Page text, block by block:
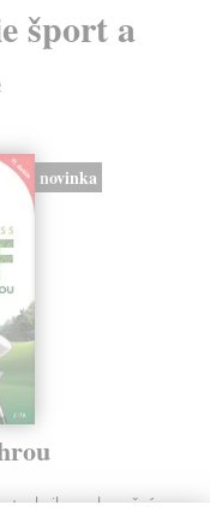
šport a
novinka
techniku a v konečném